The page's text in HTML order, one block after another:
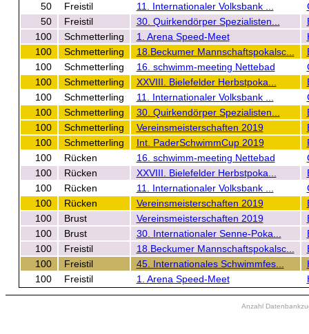
50
Freistil 11. Internationaler Volksbank ...
50
Freistil 30. Quirkendörper Spezialisten...
100
Schmetterling 1. Arena Speed-Meet
100
Schmetterling 18.Beckumer Mannschaftspokalsc...
100
Schmetterling 16. schwimm-meeting Nettebad
100
Schmetterling XXVIII. Bielefelder Herbstpoka...
100
Schmetterling 11. Internationaler Volksbank ...
100
Schmetterling 30. Quirkendörper Spezialisten...
100
Schmetterling Vereinsmeisterschaften 2019
100
Schmetterling Int. PaderSchwimmCup 2019
100
Rücken 16. schwimm-meeting Nettebad
100
Rücken XXVIII. Bielefelder Herbstpoka...
100
Rücken 11. Internationaler Volksbank ...
100
Rücken Vereinsmeisterschaften 2019
100
Brust Vereinsmeisterschaften 2019
100
Brust 30. Internationaler Senne-Poka...
100
Freistil 18.Beckumer Mannschaftspokalsc...
100
Freistil 45. Internationales Schwimmfes...
100
Freistil 1. Arena Speed-Meet
Anzahl